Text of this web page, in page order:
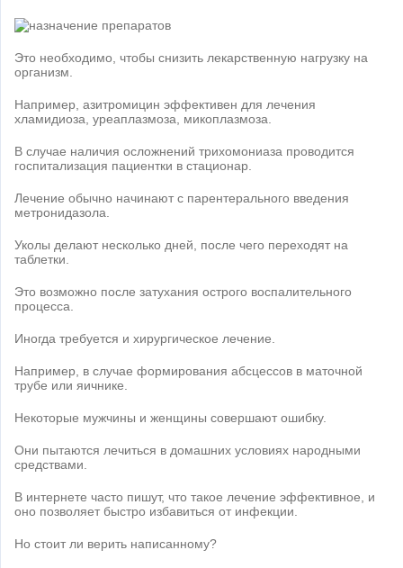
Это необходимо, чтобы снизить лекарственную нагрузку на
организм.
Например, азитромицин эффективен для лечения
хламидиоза, уреаплазмоза, микоплазмоза.
В случае наличия осложнений трихомониаза проводится
госпитализация пациентки в стационар.
Лечение обычно начинают с парентерального введения
метронидазола.
Уколы делают несколько дней, после чего переходят на
таблетки.
Это возможно после затухания острого воспалительного
процесса.
Иногда требуется и хирургическое лечение.
Например, в случае формирования абсцессов в маточной
трубе или яичнике.
Некоторые мужчины и женщины совершают ошибку.
Они пытаются лечиться в домашних условиях народными
средствами.
В интернете часто пишут, что такое лечение эффективное, и
оно позволяет быстро избавиться от инфекции.
Но стоит ли верить написанному?